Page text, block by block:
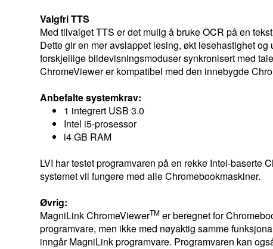
Valgfri TTS
Med tilvalget TTS er det mulig å bruke OCR på en
Dette gir en mer avslappet lesing, økt lesehastighet
forskjellige bildevisningsmoduser synkronisert med
ChromeViewer er kompatibel med den innebygde
Anbefalte systemkrav:
1 integrert USB 3.0
Intel i5-prosessor
i4 GB RAM
LVI har testet programvaren på en rekke Intel-baserte
systemet vil fungere med alle Chromebookmaskiner.
Øvrig:
MagniLink ChromeViewerTM er beregnet for
programvare, men ikke med nøyaktig samme
inngår MagniLink programvare. Programvaren kan